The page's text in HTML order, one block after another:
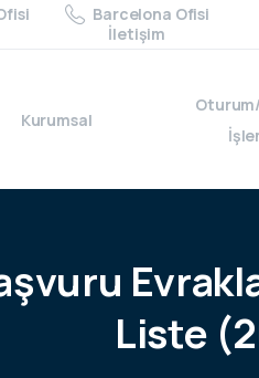
Barcelona Ofisi
İletişim
Kurumsal
Liste